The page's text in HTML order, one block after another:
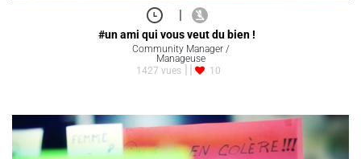
|
#un ami qui vous veut du bien !
Community Manager /
Manageuse
1427 vues
10